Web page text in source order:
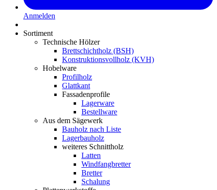
Anmelden
Sortiment
Technische Hölzer
Brettschichtholz (BSH)
Konstruktionsvollholz (KVH)
Hobelware
Profilholz
Glattkant
Fassadenprofile
Lagerware
Bestellware
Aus dem Sägewerk
Bauholz nach Liste
Lagerbauholz
weiteres Schnittholz
Latten
Windfangbretter
Bretter
Schalung